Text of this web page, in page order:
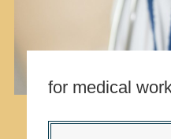
for medical